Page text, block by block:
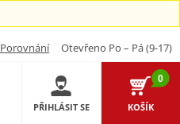
Porovnání Otevřeno Po – Pá (9-17)
PŘIHLÁSIT SE
0
KOŠÍK